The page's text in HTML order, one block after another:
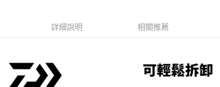
2.基於同意付款使用「大哥付你分期」之契約關係目的，商店將以您的個人
後付繳納相關費用。
※ 交易是否成功請以「AFTEE先享後付 」之結帳頁面顯示為準，若有關於
【注意事項】
１．透過由恩沛科技股份有限公司提供之「AFTEE先享後付」服務完成之交
易，需依本服務之必要範圍內提供個人資料，並將交易相關給付款項請求債
每筆NT$60，滿NT$1,200(含以上)免運費
每筆NT$60，滿NT$1,200(含以上)免運費
一般宅配（門市自取請勿下單，請聯繫客服）
詳細說明 相關推薦